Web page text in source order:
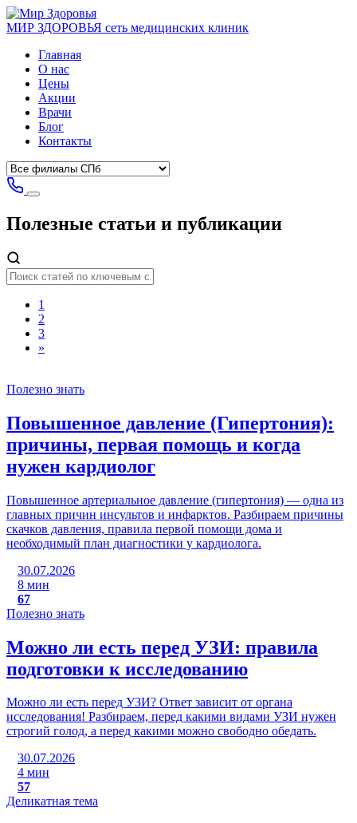
МИР ЗДОРОВЬЯ сеть медицинских клиник
Главная
О нас
Цены
Акции
Врачи
Блог
Контакты
Полезные статьи и публикации
1
2
3
»
Полезно знать
Повышенное давление (Гипертония):
причины, первая помощь и когда
нужен кардиолог
Повышенное артериальное давление (гипертония) — одна из
главных причин инсультов и инфарктов. Разбираем причины
скачков давления, правила первой помощи дома и
необходимый план диагностики у кардиолога.
30.07.2026
8 мин
67
Полезно знать
Можно ли есть перед УЗИ: правила
подготовки к исследованию
Можно ли есть перед УЗИ? Ответ зависит от органа
исследования! Разбираем, перед какими видами УЗИ нужен
строгий голод, а перед какими можно свободно обедать.
30.07.2026
4 мин
57
Деликатная тема